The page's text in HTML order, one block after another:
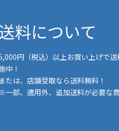
料について
円（税込）以上お買い上げで
中！
たは、店舗受取なら送料無料！
一部、適用外、追加送料が必要な商